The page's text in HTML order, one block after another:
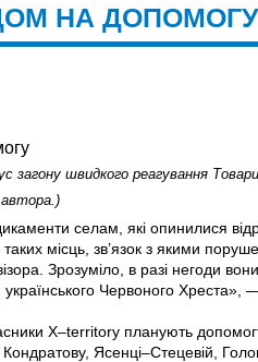
НА ДОПОМОГУ
загону швидкого реагування
селам, які опинилися
таких місць, зв’язок з якими
Зрозуміло, в разі негоди
українського Червоного
X–territory планують
Ясенці–Стецевій,